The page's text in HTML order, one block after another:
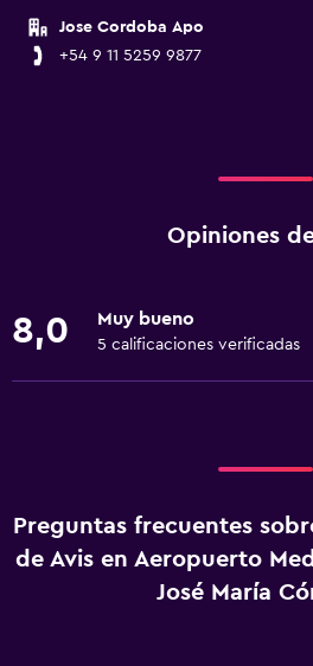
Jose Cordoba Apo
+54 9 11 5259 9877
Opiniones
8,0 Muy bueno
5 calificaciones verificadas
Preguntas frecuentes
de Avis en Aeropuerto
José María